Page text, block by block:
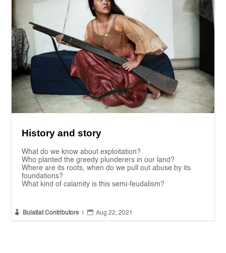
History and story
What do we know about exploitation?
Who planted the greedy plunderers in our land?
Where are its roots, when do we pull out abuse by its
foundations?
What kind of calamity is this semi-feudalism?
 Bulatlat Contributors  Aug 22, 2021